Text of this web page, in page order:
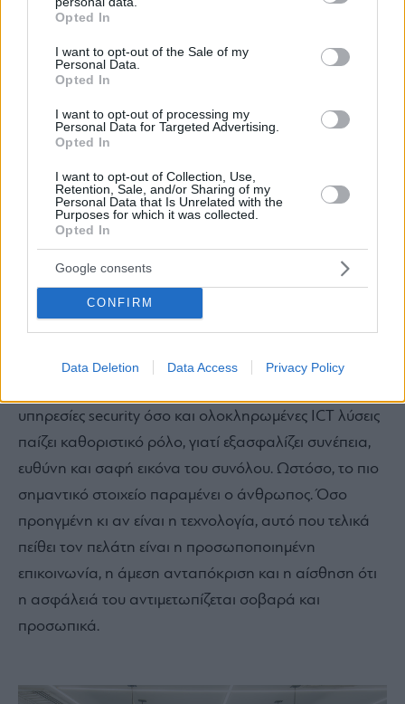
grant or deny consent to Google and its third-party tags to
use your data for below specified purposes in below Google
consent section.
Opted In
I want to opt-out of the Sale of my
Personal Data.
Opted In
I want to opt-out of processing my
Personal Data for Targeted Advertising.
Opted In
I want to opt-out of Collection, Use,
Retention, Sale, and/or Sharing of my
Personal Data that Is Unrelated with the
Purposes for which it was collected.
Opted In
Google consents
CONFIRM
Data Deletion Data Access Privacy Policy
σαφή λογοδοσία. Οι πελάτες μάς μιλούν για λύσεις που
δεν “επικοινωνούν” μεταξύ τους, τεχνολογία χωρίς
ουσιαστική υποστήριξη και έλλειψη στρατηγικού
σχεδιασμού ασφάλειας».
Ο κος Γελανταλής απαντά σε αυτό, πως «
απαντά σε αυτά προσφέροντας end-to-end λύσεις,
όπου η φυσική ασφάλεια, τα συστήματα security και οι
ICT υποδομές σχεδιάζονται ως ένα ενιαίο σύνολο. Με
αυτόν τον τρόπο μειώνουμε την πολυπλοκότητα,
αυξάνουμε την αξιοπιστία, ενοποιούμε την διαχείριση
και ως εκ τούτου, εξασφαλίζουμε πραγματικό έλεγχο και
πρόληψη».
υπηρεσίες security όσο και ολοκληρωμένες ICT λύσεις
παίζει καθοριστικό ρόλο, γιατί εξασφαλίζει συνέπεια,
ευθύνη και σαφή εικόνα του συνόλου. Ωστόσο, το πιο
σημαντικό στοιχείο παραμένει ο άνθρωπος. Όσο
προηγμένη κι αν είναι η τεχνολογία, αυτό που τελικά
πείθει τον πελάτη είναι η προσωποποιημένη
επικοινωνία, η άμεση ανταπόκριση και η αίσθηση ότι
η ασφάλειά του αντιμετωπίζεται σοβαρά και
προσωπικά.